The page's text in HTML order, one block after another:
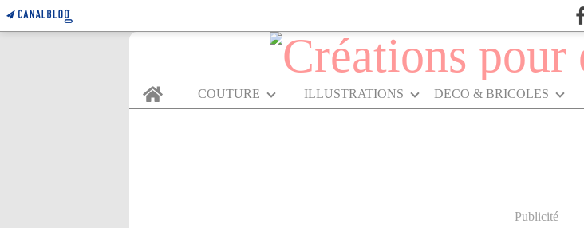
Home
COUTURE ILLUSTRATIONS DECO & BRICOLES
Publicité